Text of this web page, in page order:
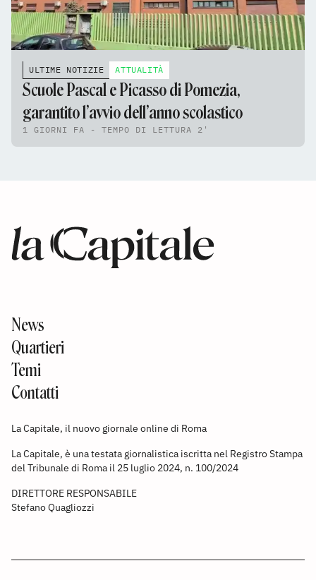
ULTIME NOTIZIE ATTUALITÀ
Scuole Pascal e Picasso di Pomezia,
garantito l’avvio dell’anno scolastico
1 GIORNI FA - TEMPO DI LETTURA 2'
News
Quartieri
Temi
Contatti
La Capitale, il nuovo giornale online di Roma
La Capitale, è una testata giornalistica iscritta nel Registro Stampa
del Tribunale di Roma il 25 luglio 2024, n. 100/2024
DIRETTORE RESPONSABILE
Stefano Quagliozzi